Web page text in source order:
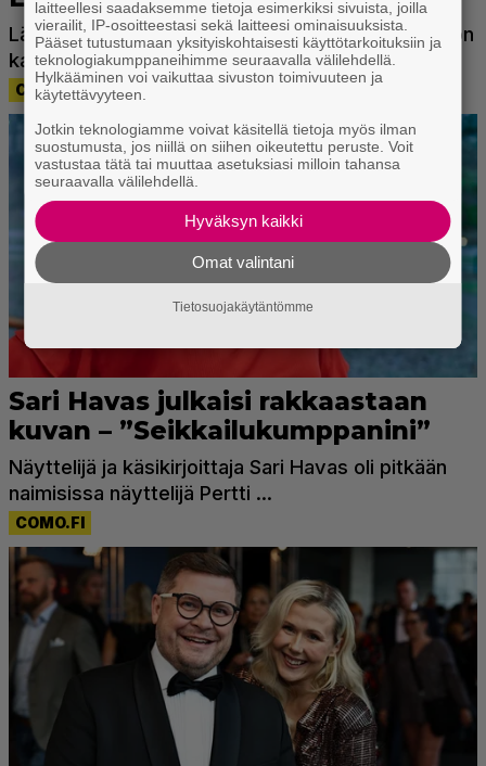
laitteellesi saadaksemme tietoja esimerkiksi sivuista, joilla
vierailit, IP-osoitteestasi sekä laitteesi ominaisuuksista.
Pääset tutustumaan yksityiskohtaisesti käyttötarkoituksiin ja
teknologiakumppaneihimme seuraavalla välilehdellä.
Hylkääminen voi vaikuttaa sivuston toimivuuteen ja
käytettävyyteen.
Jotkin teknologiamme voivat käsitellä tietoja myös ilman
suostumusta, jos niillä on siihen oikeutettu peruste. Voit
vastustaa tätä tai muuttaa asetuksiasi milloin tahansa
seuraavalla välilehdellä.
Hyväksyn kaikki
Omat valintani
Tietosuojakäytäntömme